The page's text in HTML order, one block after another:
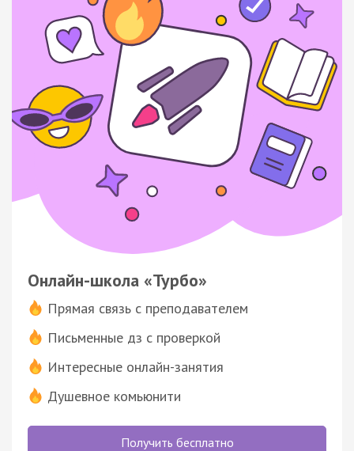
Онлайн-школа «Турбо»
Прямая связь с преподавателем
Письменные дз с проверкой
Интересные онлайн-занятия
Душевное комьюнити
Получить бесплатно